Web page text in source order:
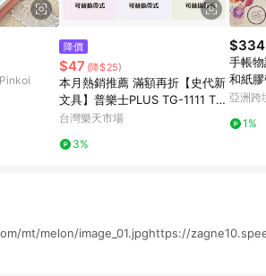
降價
$47 (降$25)
本月熱銷推薦 滿額再折【史代新
文具】普樂士PLUS TG-1111 TG
-1121 豆豆彩貼魔豆捲軸雙面膠
台灣樂天市場
3%
$334
手帳物
和紙
亞洲跨
1%
mt/melon/image_01.jpghttps://